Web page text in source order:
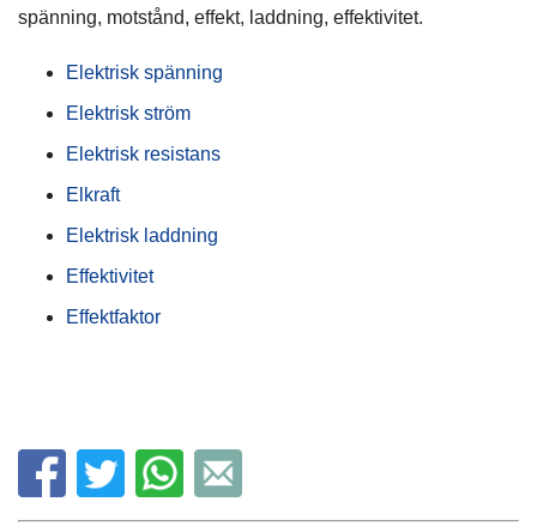
spänning, motstånd, effekt, laddning, effektivitet.
Elektrisk spänning
Elektrisk ström
Elektrisk resistans
Elkraft
Elektrisk laddning
Effektivitet
Effektfaktor